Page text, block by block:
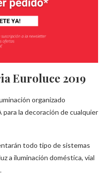
Euroluce 2019
organizado
la decoración de cualquier
todo tipo de sistemas
a iluminación doméstica, vial